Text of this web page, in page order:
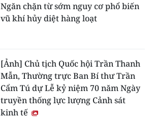
Ngăn chặn từ sớm nguy cơ phổ biến
vũ khí hủy diệt hàng loạt
[Ảnh] Chủ tịch Quốc hội Trần Thanh
Mẫn, Thường trực Ban Bí thư Trần
Cẩm Tú dự Lễ kỷ niệm 70 năm Ngày
truyền thống lực lượng Cảnh sát
kinh tế